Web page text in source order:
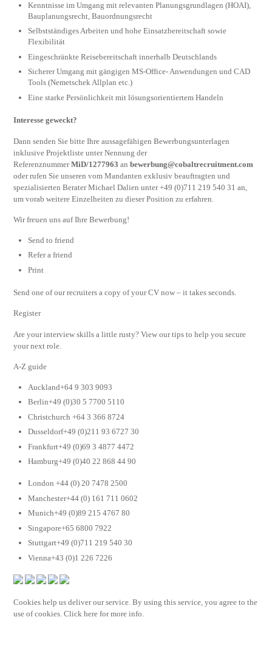
Kenntnisse im Umgang mit relevanten Planungsgrundlagen (HOAI),
Bauplanungsrecht, Bauordnungsrecht
Selbstständiges Arbeiten und hohe Einsatzbereitschaft sowie
Flexibilität
Eingeschränkte Reisebereitschaft innerhalb Deutschlands
Sicherer Umgang mit gängigen MS-Office- Anwendungen und CAD
Tools (Nemetschek Allplan etc.)
Eine starke Persönlichkeit mit lösungsorientiertem Handeln
Interesse geweckt?
Dann senden Sie bitte Ihre aussagefähigen Bewerbungsunterlagen
inklusive Projektliste unter Nennung der
ReferenznummerMiD/1277963 anbewerbung@cobaltrecruitment.com
oder rufen Sie unseren vom Mandanten exklusiv beauftragten und
spezialisierten Berater Michael Dalien unter +49 (0)711 219 540 31 an,
um vorab weitere Einzelheiten zu dieser Position zu erfahren.
Wir freuen uns auf Ihre Bewerbung!
Send to friend
Refer a friend
Print
Send one of our recruiters a copy of your CV now – it takes seconds.
Register
Are your interview skills a little rusty? View our tips to help you secure
your next role.
A-Z guide
Auckland+64 9 303 9093
Berlin+49 (0)30 5 7700 5110
Christchurch +64 3 366 8724
Dusseldorf+49 (0)211 93 6727 30
Frankfurt+49 (0)69 3 4877 4472
Hamburg+49 (0)40 22 868 44 90
London +44 (0) 20 7478 2500
Manchester+44 (0) 161 711 0602
Munich+49 (0)89 215 4767 80
Singapore+65 6800 7922
Stuttgart+49 (0)711 219 540 30
Vienna+43 (0)1 226 7226
Cookies help us deliver our service. By using this service, you agree to the
use of cookies. Click here for more info.